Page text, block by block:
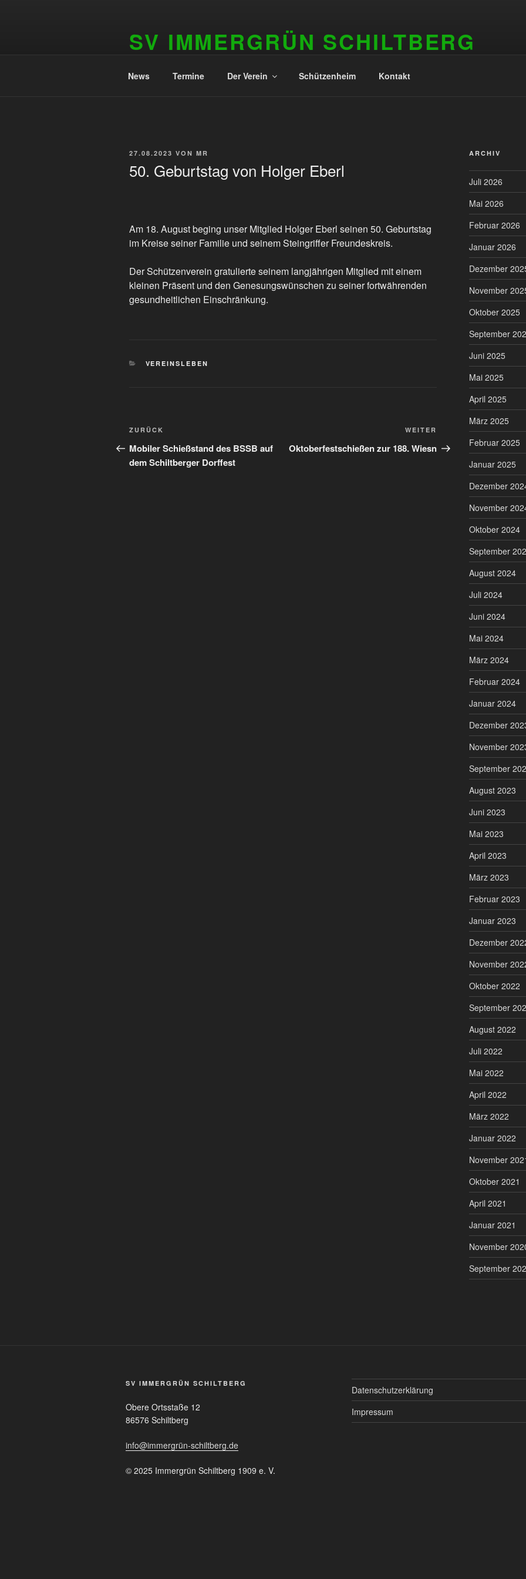
SV IMMERGRÜN SCHILTBERG
News Termine Der Verein Schützenheim Kontakt
VERÖFFENTLICHT
27.08.2023 VON MR
50. Geburtstag von Holger Eberl
Am 18. August beging unser Mitglied Holger Eberl seinen 50. Geburtstag
im Kreise seiner Familie und seinem Steingriffer Freundeskreis.
Der Schützenverein gratulierte seinem langjährigen Mitglied mit einem
kleinen Präsent und den Genesungswünschen zu seiner fortwährenden
gesundheitlichen Einschränkung.
KATEGORIEN
VEREINSLEBEN
Beitragsnavigation
Vorheriger
Beitrag
ZURÜCK
Mobiler Schießstand des BSSB auf
dem Schiltberger Dorffest
Nächster
Beitrag
WEITER
Oktoberfestschießen zur 188. Wiesn
ARCHIV
Juli 2026
Mai 2026
Februar 2026
Januar 2026
Dezember
November
Oktober 2025
September
Juni 2025
Mai 2025
April 2025
März 2025
Februar 2025
Januar 2025
Dezember
November
Oktober 2024
September
August 2024
Juli 2024
Juni 2024
Mai 2024
März 2024
Februar 2024
Januar 2024
Dezember
November
September
August 2023
Juni 2023
Mai 2023
April 2023
März 2023
Februar 2023
Januar 2023
Dezember
November
Oktober 2022
September
August 2022
Juli 2022
Mai 2022
April 2022
März 2022
Januar 2022
November
Oktober 2021
April 2021
Januar 2021
November
September
SV IMMERGRÜN SCHILTBERG
Obere Ortsstaße 12
86576 Schiltberg
info@immergrün-schiltberg.de
© 2025 Immergrün Schiltberg 1909 e. V.
Datenschutzerklärung
Impressum